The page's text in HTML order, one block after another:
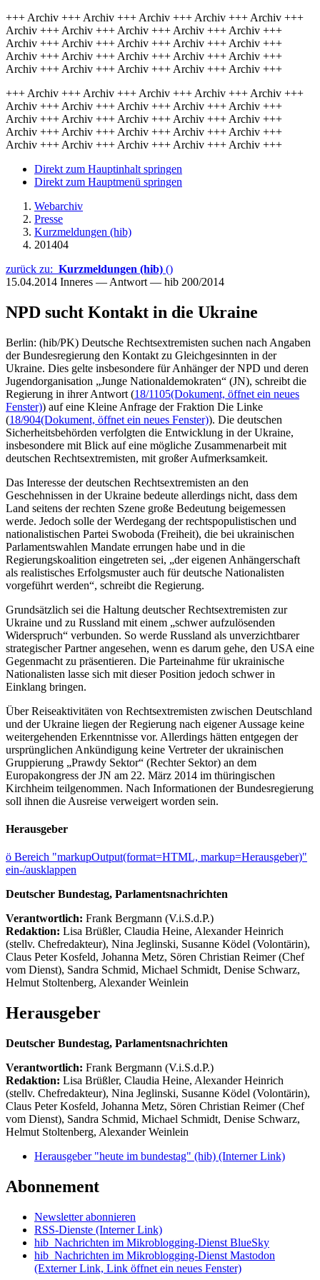
+++ Archiv +++ Archiv +++ Archiv +++ Archiv +++ Archiv +++
Archiv +++ Archiv +++ Archiv +++ Archiv +++ Archiv +++
Archiv +++ Archiv +++ Archiv +++ Archiv +++ Archiv +++
Archiv +++ Archiv +++ Archiv +++ Archiv +++ Archiv +++
Archiv +++ Archiv +++ Archiv +++ Archiv +++ Archiv +++
+++ Archiv +++ Archiv +++ Archiv +++ Archiv +++ Archiv +++
Archiv +++ Archiv +++ Archiv +++ Archiv +++ Archiv +++
Archiv +++ Archiv +++ Archiv +++ Archiv +++ Archiv +++
Archiv +++ Archiv +++ Archiv +++ Archiv +++ Archiv +++
Archiv +++ Archiv +++ Archiv +++ Archiv +++ Archiv +++
Direkt zum Hauptinhalt springen
Direkt zum Hauptmenü springen
Webarchiv
Presse
Kurzmeldungen (hib)
201404
zurück zu: Kurzmeldungen (hib) ()
15.04.2014 Inneres — Antwort — hib 200/2014
NPD sucht Kontakt in die Ukraine
Berlin: (hib/PK) Deutsche Rechtsextremisten suchen nach Angaben
der Bundesregierung den Kontakt zu Gleichgesinnten in der
Ukraine. Dies gelte insbesondere für Anhänger der NPD und deren
Jugendorganisation „Junge Nationaldemokraten“ (JN), schreibt die
Regierung in ihrer Antwort (18/1105(Dokument, öffnet ein neues
Fenster)) auf eine Kleine Anfrage der Fraktion Die Linke
(18/904(Dokument, öffnet ein neues Fenster)). Die deutschen
Sicherheitsbehörden verfolgten die Entwicklung in der Ukraine,
insbesondere mit Blick auf eine mögliche Zusammenarbeit mit
deutschen Rechtsextremisten, mit großer Aufmerksamkeit.
Das Interesse der deutschen Rechtsextremisten an den
Geschehnissen in der Ukraine bedeute allerdings nicht, dass dem
Land seitens der rechten Szene große Bedeutung beigemessen
werde. Jedoch solle der Werdegang der rechtspopulistischen und
nationalistischen Partei Swoboda (Freiheit), die bei ukrainischen
Parlamentswahlen Mandate errungen habe und in die
Regierungskoalition eingetreten sei, „der eigenen Anhängerschaft
als realistisches Erfolgsmuster auch für deutsche Nationalisten
vorgeführt werden“, schreibt die Regierung.
Grundsätzlich sei die Haltung deutscher Rechtsextremisten zur
Ukraine und zu Russland mit einem „schwer aufzulösenden
Widerspruch“ verbunden. So werde Russland als unverzichtbarer
strategischer Partner angesehen, wenn es darum gehe, den USA eine
Gegenmacht zu präsentieren. Die Parteinahme für ukrainische
Nationalisten lasse sich mit dieser Position jedoch schwer in
Einklang bringen.
Über Reiseaktivitäten von Rechtsextremisten zwischen Deutschland
und der Ukraine liegen der Regierung nach eigener Aussage keine
weitergehenden Erkenntnisse vor. Allerdings hätten entgegen der
ursprünglichen Ankündigung keine Vertreter der ukrainischen
Gruppierung „Prawdy Sektor“ (Rechter Sektor) an dem
Europakongress der JN am 22. März 2014 im thüringischen
Kirchheim teilgenommen. Nach Informationen der Bundesregierung
soll ihnen die Ausreise verweigert worden sein.
Herausgeber
ö Bereich "markupOutput(format=HTML, markup=Herausgeber)"
ein-/ausklappen
Deutscher Bundestag, Parlamentsnachrichten
Verantwortlich: Frank Bergmann (V.i.S.d.P.)
Redaktion: Lisa Brüßler, Claudia Heine, Alexander Heinrich
(stellv. Chefredakteur), Nina Jeglinski, Susanne Ködel (Volontärin),
Claus Peter Kosfeld, Johanna Metz, Sören Christian Reimer (Chef
vom Dienst), Sandra Schmid, Michael Schmidt, Denise Schwarz,
Helmut Stoltenberg, Alexander Weinlein
Herausgeber
Deutscher Bundestag, Parlamentsnachrichten
Verantwortlich: Frank Bergmann (V.i.S.d.P.)
Redaktion: Lisa Brüßler, Claudia Heine, Alexander Heinrich
(stellv. Chefredakteur), Nina Jeglinski, Susanne Ködel (Volontärin),
Claus Peter Kosfeld, Johanna Metz, Sören Christian Reimer (Chef
vom Dienst), Sandra Schmid, Michael Schmidt, Denise Schwarz,
Helmut Stoltenberg, Alexander Weinlein
Herausgeber "heute im bundestag" (hib) (Interner Link)
Abonnement
Newsletter abonnieren
RSS-Dienste (Interner Link)
hib_Nachrichten im Mikroblogging-Dienst BlueSky
hib_Nachrichten im Mikroblogging-Dienst Mastodon
(Externer Link, Link öffnet ein neues Fenster)